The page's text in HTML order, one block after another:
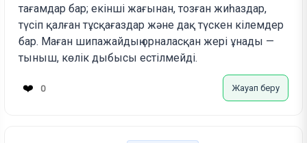
тағамдар бар; екінші жағынан, тозған жиһаздар,
түсіп қалған тұсқағаздар және дақ түскен кілемдер
бар. Маған шипажайдың орналасқан жері ұнады —
тыныш, көлік дыбысы естілмейді.
❤️ 0 Жауап беру